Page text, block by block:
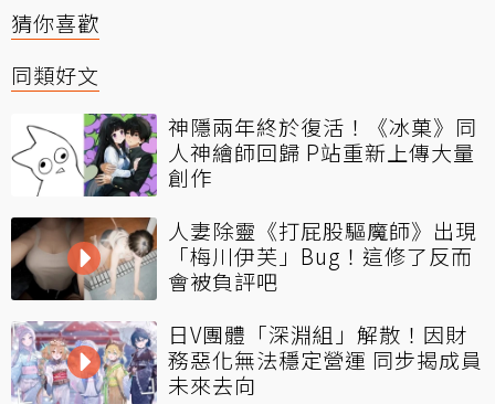
猜你喜歡
同類好文
神隱兩年終於復活！《冰菓》同
人神繪師回歸 P站重新上傳大量
創作
人妻除靈《打屁股驅魔師》出現
「梅川伊芙」Bug！這修了反而
會被負評吧
日V團體「深淵組」解散！因財
務惡化無法穩定營運 同步揭成員
未來去向